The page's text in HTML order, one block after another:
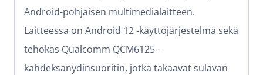
Android-pohjaisen multimedialaitteen.
Laitteessa on Android 12 -käyttöjärjestelmä sekä
tehokas Qualcomm QCM6125 -
kahdeksanydinsuoritin, jotka takaavat sulavan